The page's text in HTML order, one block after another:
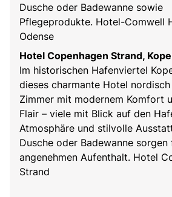
Dusche oder Badewanne sowie
Pflegeprodukte. Hotel-Comwell
Odense
Hotel Copenhagen Strand,
Im historischen Hafenviertel
dieses charmante Hotel
Zimmer mit modernem Komfort
Flair – viele mit Blick auf den
Atmosphäre und stilvolle
Dusche oder Badewanne sorgen
angenehmen Aufenthalt. Hotel
Strand